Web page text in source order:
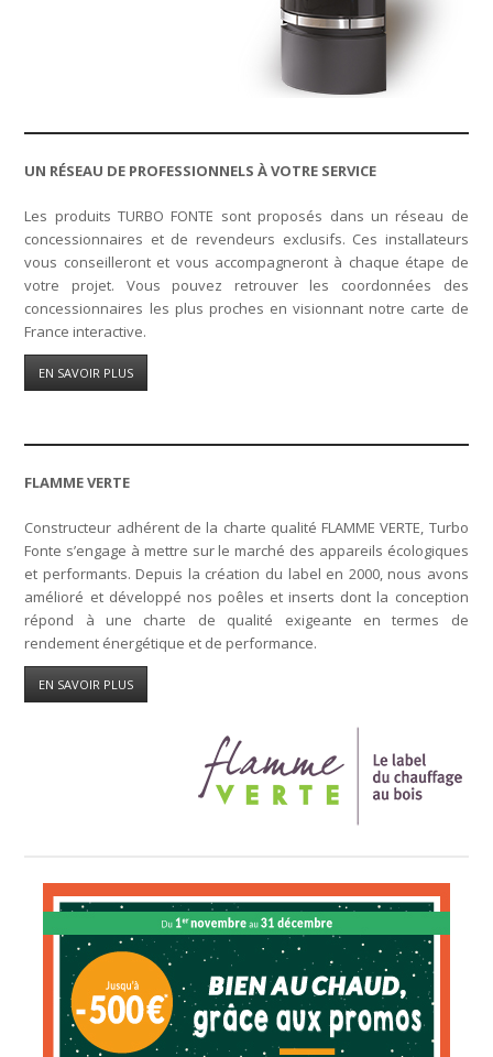
UN RÉSEAU DE PROFESSIONNELS À VOTRE SERVICE
Les produits TURBO FONTE sont proposés dans un réseau de
concessionnaires et de revendeurs exclusifs. Ces installateurs
vous conseilleront et vous accompagneront à chaque étape de
votre projet. Vous pouvez retrouver les coordonnées des
concessionnaires les plus proches en visionnant notre carte de
France interactive.
EN SAVOIR PLUS
FLAMME VERTE
Constructeur adhérent de la charte qualité FLAMME VERTE, Turbo
Fonte s’engage à mettre sur le marché des appareils écologiques
et performants. Depuis la création du label en 2000, nous avons
amélioré et développé nos poêles et inserts dont la conception
répond à une charte de qualité exigeante en termes de
rendement énergétique et de performance.
EN SAVOIR PLUS